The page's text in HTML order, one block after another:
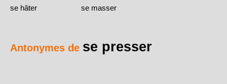
se hâter
se masser
Antonymes de se presser